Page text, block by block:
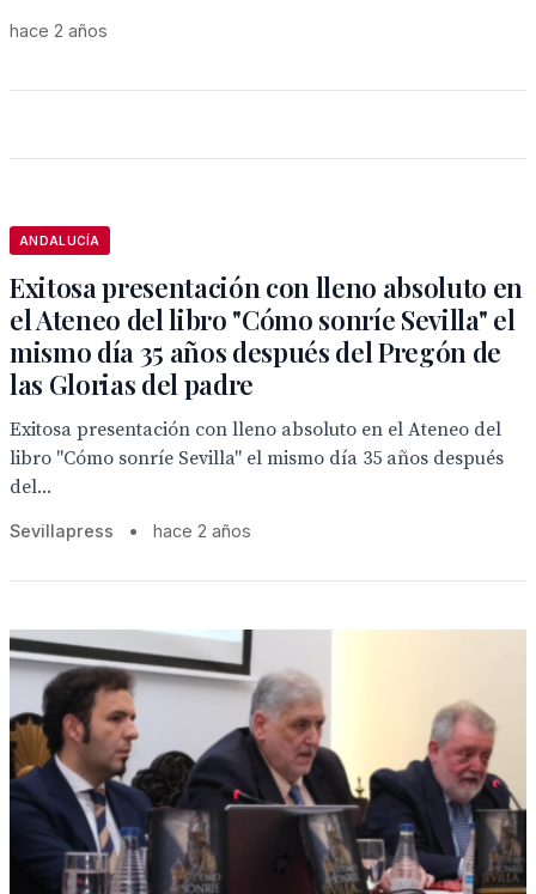
hace 2 años
ANDALUCÍA
Exitosa presentación con lleno absoluto en
el Ateneo del libro "Cómo sonríe Sevilla" el
mismo día 35 años después del Pregón de
las Glorias del padre
Exitosa presentación con lleno absoluto en el Ateneo del
libro "Cómo sonríe Sevilla" el mismo día 35 años después
del...
Sevillapress • hace 2 años